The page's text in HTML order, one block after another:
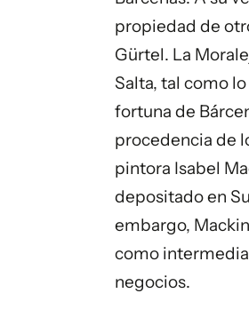
propiedad de
Gürtel. La
Salta, tal como
fortuna de
procedencia de
pintora Isabel
depositado en
embargo,
como
negocios.